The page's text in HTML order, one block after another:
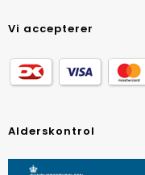
Vi accepterer
Alderskontrol